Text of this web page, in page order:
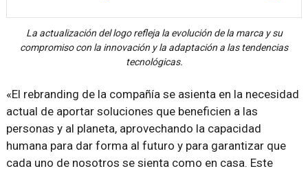
La actualización del logo refleja la evolución de la marca y su
compromiso con la innovación y la adaptación a las tendencias
tecnológicas.
«El rebranding de la compañía se asienta en la necesidad
actual de aportar soluciones que beneficien a las
personas y al planeta, aprovechando la capacidad
humana para dar forma al futuro y para garantizar que
cada uno de nosotros se sienta como en casa. Este